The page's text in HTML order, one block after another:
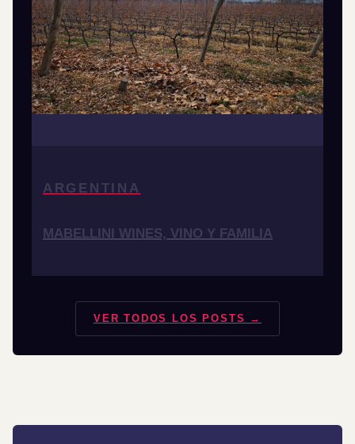
ARGENTINA
MABELLINI WINES, VINO Y FAMILIA
VER TODOS LOS POSTS →